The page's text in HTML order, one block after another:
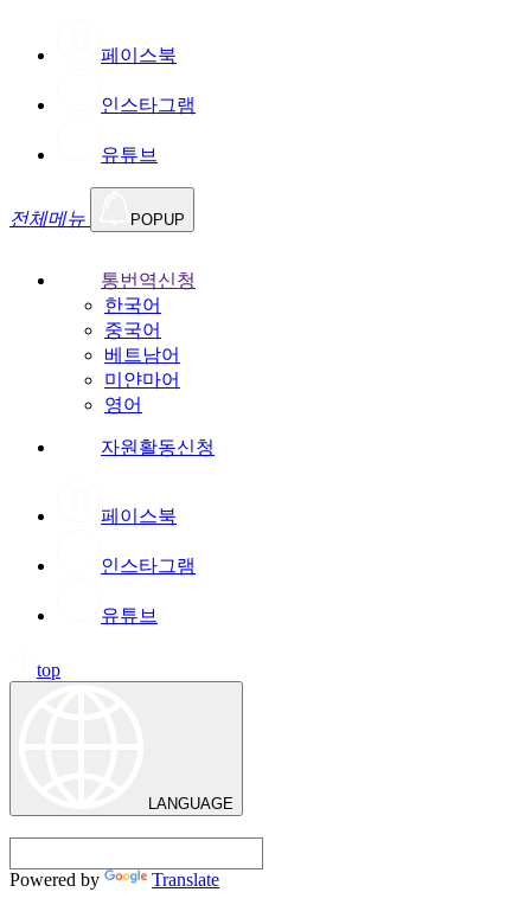
페이스북
인스타그램
유튜브
전체메뉴 POPUP
통번역신청
한국어
중국어
베트남어
미얀마어
영어
자원활동신청
페이스북
인스타그램
유튜브
top
LANGUAGE
Powered by Translate